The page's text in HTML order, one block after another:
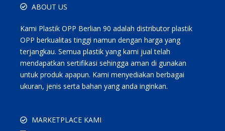
ABOUT US
Kami Plastik OPP Berlian 90 adalah distributor plastik
OPP berkualitas tinggi namun dengan harga yang
terjangkau. Semua plastik yang kami jual telah
mendapatkan sertifikasi sehingga aman di gunakan
untuk produk apapun. Kami menyediakan berbagai
ukuran, jenis serta bahan yang anda inginkan.
MARKETPLACE KAMI